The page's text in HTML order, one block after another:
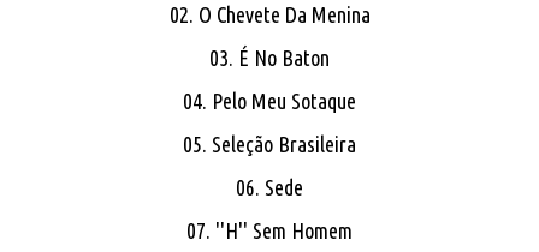
02. O Chevete Da Menina
03. É No Baton
04. Pelo Meu Sotaque
05. Seleção Brasileira
06. Sede
07. ''H'' Sem Homem